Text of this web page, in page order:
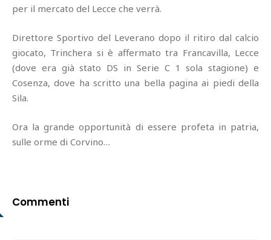
per il mercato del Lecce che verrà.
Direttore Sportivo del Leverano dopo il ritiro dal calcio
giocato, Trinchera si è affermato tra Francavilla, Lecce
(dove era già stato DS in Serie C 1 sola stagione) e
Cosenza, dove ha scritto una bella pagina ai piedi della
Sila.
Ora la grande opportunità di essere profeta in patria,
sulle orme di Corvino…
Commenti